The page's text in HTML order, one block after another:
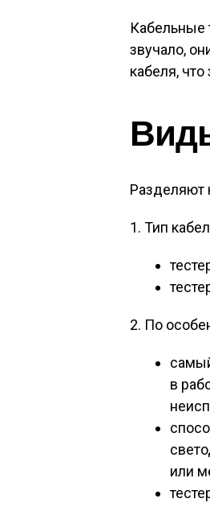
Кабельные
звучало,
кабеля,
Разделяют
1. Тип
2. По
в
или